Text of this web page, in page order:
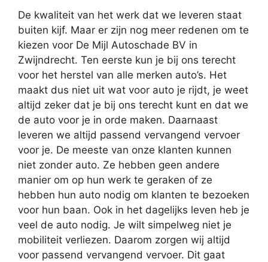
De kwaliteit van het werk dat we leveren staat
buiten kijf. Maar er zijn nog meer redenen om te
kiezen voor De Mijl Autoschade BV in
Zwijndrecht. Ten eerste kun je bij ons terecht
voor het herstel van alle merken auto’s. Het
maakt dus niet uit wat voor auto je rijdt, je weet
altijd zeker dat je bij ons terecht kunt en dat we
de auto voor je in orde maken. Daarnaast
leveren we altijd passend vervangend vervoer
voor je. De meeste van onze klanten kunnen
niet zonder auto. Ze hebben geen andere
manier om op hun werk te geraken of ze
hebben hun auto nodig om klanten te bezoeken
voor hun baan. Ook in het dagelijks leven heb je
veel de auto nodig. Je wilt simpelweg niet je
mobiliteit verliezen. Daarom zorgen wij altijd
voor passend vervangend vervoer. Dit gaat